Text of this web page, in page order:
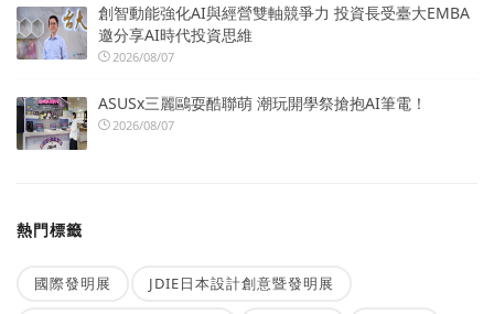
創智動能強化AI與經營雙軸競爭力 投資長受臺大EMBA
邀分享AI時代投資思維
2026/08/07
ASUSx三麗鷗耍酷聯萌 潮玩開學祭搶抱AI筆電！
2026/08/07
熱門標籤
國際發明展 JDIE日本設計創意暨發明展